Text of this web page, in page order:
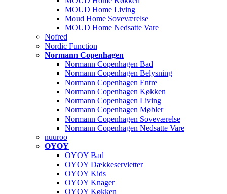
MOUD Home Living
Moud Home Soveværelse
MOUD Home Nedsatte Vare
Nofred
Nordic Function
Normann Copenhagen
Normann Copenhagen Bad
Normann Copenhagen Belysning
Normann Copenhagen Entre
Normann Copenhagen Køkken
Normann Copenhagen Living
Normann Copenhagen Møbler
Normann Copenhagen Soveværelse
Normann Copenhagen Nedsatte Vare
nuuroo
OYOY
OYOY Bad
OYOY Dækkeservietter
OYOY Kids
OYOY Knager
OYOY Køkken